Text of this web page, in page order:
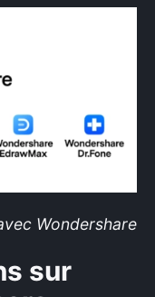
Wondershare
sur